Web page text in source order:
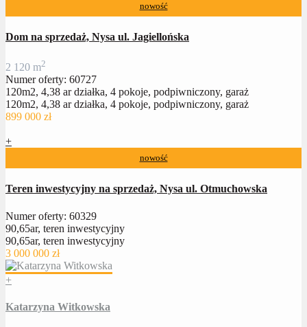
nowość
Dom na sprzedaż, Nysa ul. Jagiellońska
2 120 m2
Numer oferty: 60727
120m2, 4,38 ar działka, 4 pokoje, podpiwniczony, garaż
120m2, 4,38 ar działka, 4 pokoje, podpiwniczony, garaż
899 000 zł
+
nowość
Teren inwestycyjny na sprzedaż, Nysa ul. Otmuchowska
Numer oferty: 60329
90,65ar, teren inwestycyjny
90,65ar, teren inwestycyjny
3 000 000 zł
+
Katarzyna Witkowska